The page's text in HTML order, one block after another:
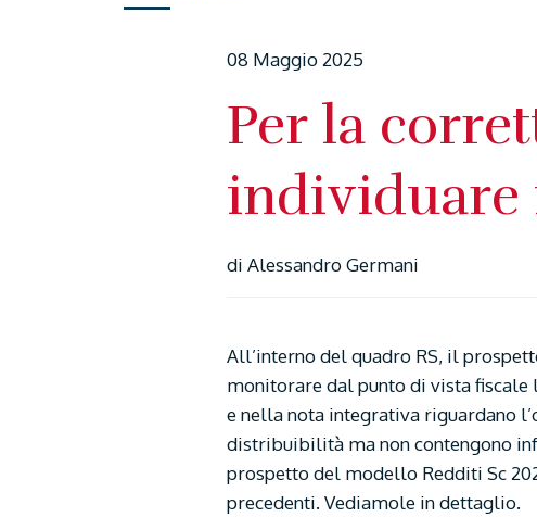
08 Maggio 2025
Per la
individuare
di Alessandro Germani
All’interno del quadro RS, il
monitorare dal punto di vista
e nella nota integrativa riguardano
distribuibilità ma non contengono
prospetto del modello Redditi Sc
precedenti. Vediamole in dettaglio.